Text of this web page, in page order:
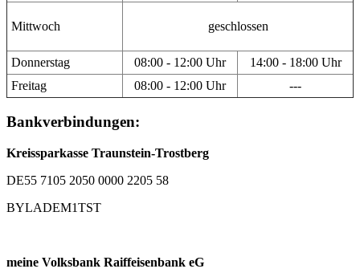
Mittwoch geschlossen
Donnerstag 08:00 - 12:00 Uhr
14:00 - 18:00 Uhr
Freitag
08:00 - 12:00 Uhr ---
Bankverbindungen:
Kreissparkasse Traunstein-Trostberg
DE55 7105 2050 0000 2205 58
BYLADEM1TST
meine Volksbank Raiffeisenbank eG